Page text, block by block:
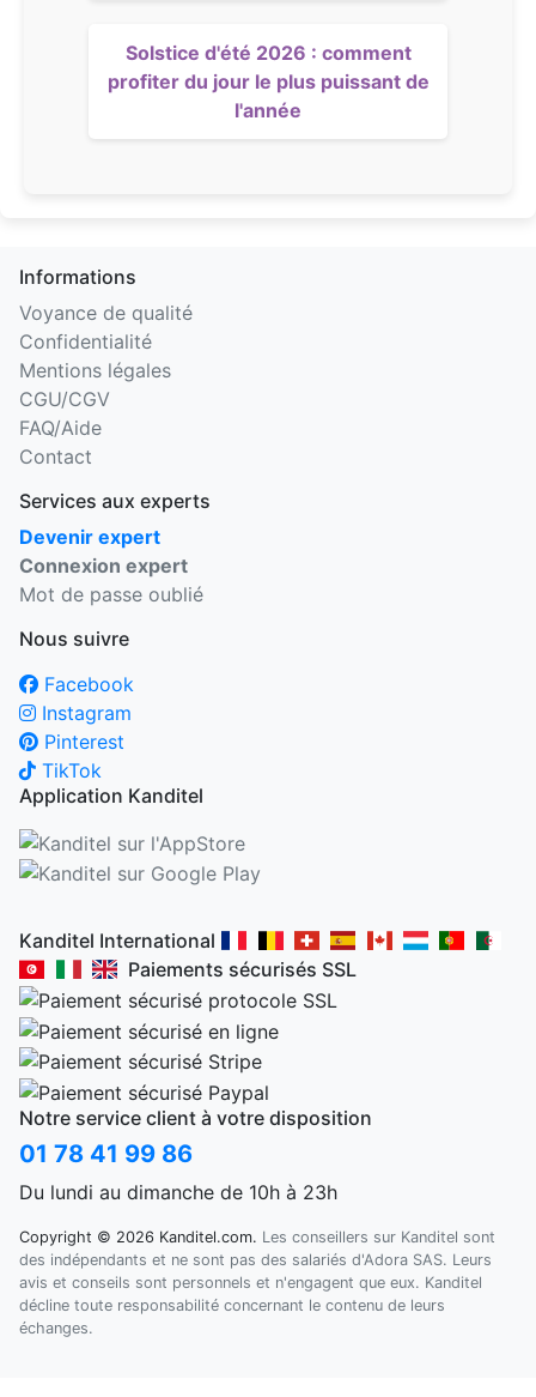
Solstice d'été 2026 : comment
profiter du jour le plus puissant de
l'année
Informations
Voyance de qualité
Confidentialité
Mentions légales
CGU/CGV
FAQ/Aide
Contact
Services aux experts
Devenir expert
Connexion expert
Mot de passe oublié
Nous suivre
Facebook
Instagram
Pinterest
TikTok
Application Kanditel
Kanditel International
Paiements sécurisés SSL
Notre service client à votre disposition
01 78 41 99 86
Du lundi au dimanche de 10h à 23h
Copyright © 2026 Kanditel.com. Les conseillers sur Kanditel sont
des indépendants et ne sont pas des salariés d'Adora SAS. Leurs
avis et conseils sont personnels et n'engagent que eux. Kanditel
décline toute responsabilité concernant le contenu de leurs
échanges.